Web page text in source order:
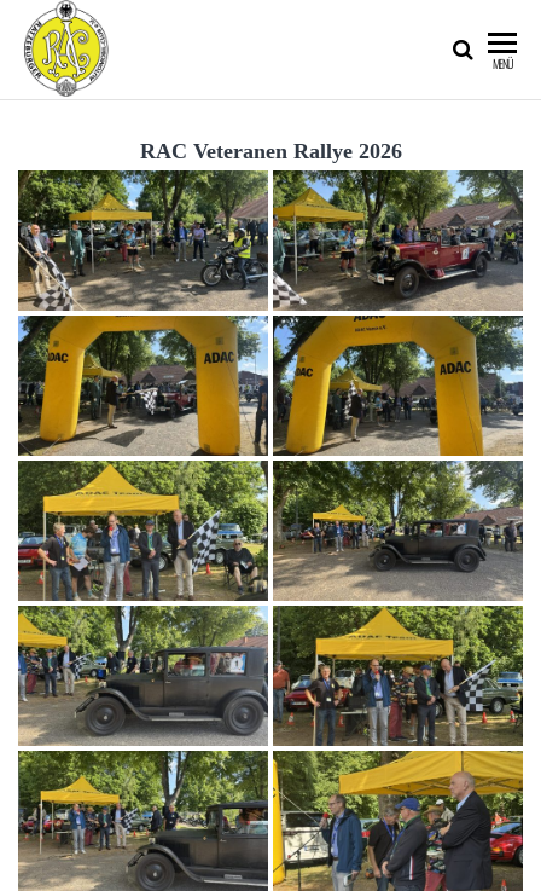
AUTOMOBIL-
CLUB IM
ADAC E.V.
MENÜ
RAC Veteranen Rallye 2026